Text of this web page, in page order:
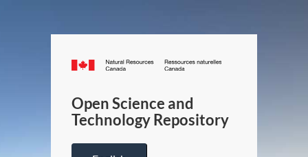
Canada.ca
/
Canada
Open Science and
Technology Repository